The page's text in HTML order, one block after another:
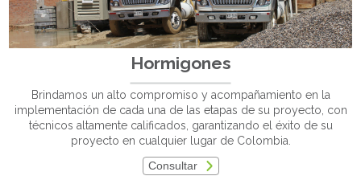
Hormigones
Brindamos un alto compromiso y acompañamiento en la
implementación de cada una de las etapas de su proyecto, con
técnicos altamente calificados, garantizando el éxito de su
proyecto en cualquier lugar de Colombia.
Consultar